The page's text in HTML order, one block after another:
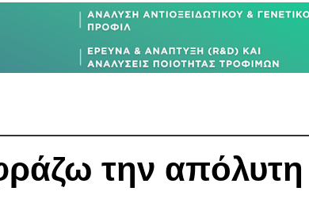
την απόλυτη